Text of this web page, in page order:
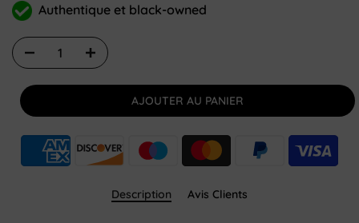
Authentique et black-owned
AJOUTER AU PANIER
Description Avis Clients